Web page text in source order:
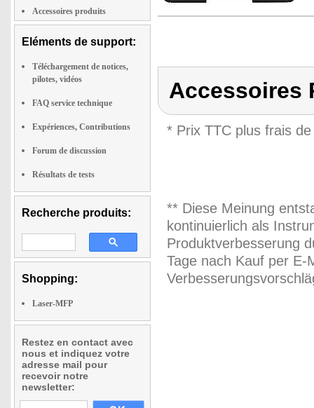
Accessoires produits
Eléments de support:
Téléchargement de notices,
pilotes, vidéos
FAQ service technique
Expériences, Contributions
Forum de discussion
Résultats de tests
Recherche produits:
Shopping:
Laser-MFP
Restez en contact avec
nous et indiquez votre
adresse mail pour
recevoir notre
newsletter:
Accessoires
* Prix TTC plus frais
** Diese Meinung
kontinuierlich als
Produktverbesserung
Tage nach Kauf per E-